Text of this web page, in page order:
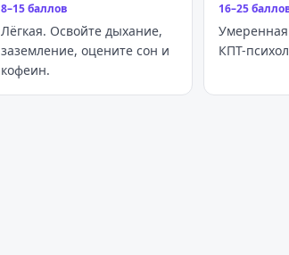
8–15 баллов
Лёгкая. Освойте дыхание,
заземление, оцените сон и
кофеин.
16–25
КПТ-